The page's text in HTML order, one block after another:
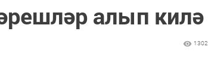
алып килә
1302